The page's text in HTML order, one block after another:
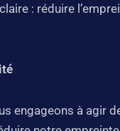
: réduire
engageons à agir